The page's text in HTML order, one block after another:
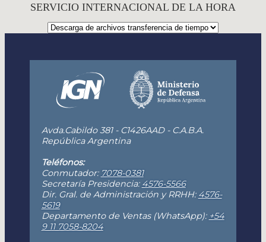
SERVICIO INTERNACIONAL DE LA HORA
Avda.Cabildo 381 - C1426AAD - C.A.B.A.
República Argentina
Teléfonos:
Conmutador: 7078-0381
Secretaría Presidencia: 4576-5566
Dir. Gral. de Administración y RRHH: 4576-
5619
Departamento de Ventas (WhatsApp): +54
9 11 7058-8204